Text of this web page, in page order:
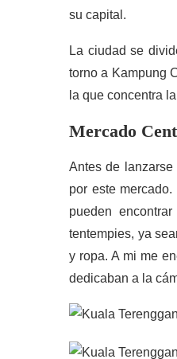
su capital.
La ciudad se
torno a Kampung
la que concentra
Mercado
Antes de
por este
pueden
tentempies, ya
y ropa. A mi me
dedicaban a la